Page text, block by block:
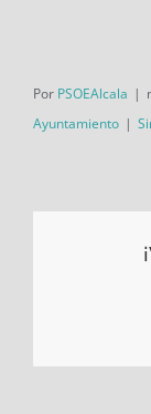
Por PSOEAlcala |
Ayuntamiento |